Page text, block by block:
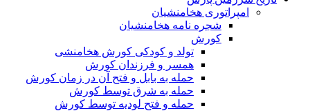
امپراتوری هخامنشیان
شجره نامه هخامنشیان
کورش
تولد و کودکی کورش هخامنشی
همسر و فرزندان کورش
حمله به بابل و فتح آن در زمان کورش
حمله به شرق توسط کورش
حمله و فتح لودیه توسط کورش